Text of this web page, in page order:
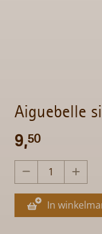
Aiguebelle
9,50
In